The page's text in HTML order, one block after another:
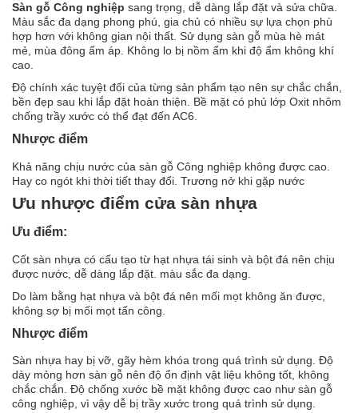
Sàn gỗ Công nghiệp sang trọng, dễ dàng lắp đặt và sửa chữa.
Màu sắc đa dạng phong phú, gia chủ có nhiều sự lựa chọn phù
hợp hơn với không gian nội thất. Sử dụng sàn gỗ mùa hè mát
mẻ, mùa đông ấm áp. Không lo bị nồm ẩm khi độ ẩm không khí
cao.
Độ chính xác tuyệt đối của từng sản phẩm tạo nên sự chắc chắn,
bền đẹp sau khi lắp đặt hoàn thiện. Bề mặt có phủ lớp Oxit nhôm
chống trầy xước có thể đạt đến AC6.
Nhược điểm
Khả năng chịu nước của sàn gỗ Công nghiệp không được cao.
Hay co ngót khi thời tiết thay đổi. Trương nở khi gặp nước
Ưu nhược điểm cửa sàn nhựa
Ưu điểm:
Cốt sàn nhựa có cấu tạo từ hạt nhựa tái sinh và bột đá nên chịu
được nước, dễ dàng lắp đặt. màu sắc đa dạng.
Do làm bằng hạt nhựa và bột đá nên mối mọt không ăn được,
không sợ bị mối mọt tấn công.
Nhược điểm
Sàn nhựa hay bị vỡ, gãy hèm khóa trong quá trình sử dụng. Độ
dày mỏng hơn sàn gỗ nên độ ổn định vật liệu không tốt, không
chắc chắn. Độ chống xước bề mặt không được cao như sàn gỗ
công nghiệp, vì vậy dễ bị trầy xước trong quá trình sử dụng.